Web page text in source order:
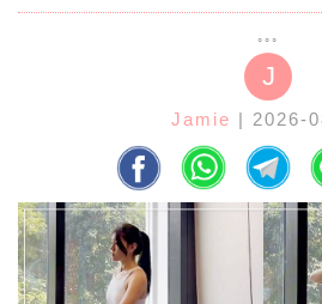
J
Jamie | 2026-